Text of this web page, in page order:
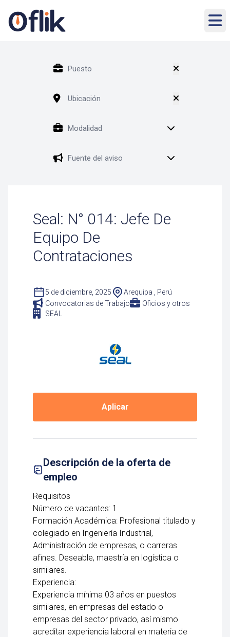
Seal: N° 014: Jefe De
Equipo De
Contrataciones
5 de diciembre, 2025
Arequipa , Perú
Convocatorias de Trabajo
Oficios y otros
SEAL
Aplicar
Descripción de la oferta de
empleo
Requisitos
Número de vacantes: 1
Formación Académica: Profesional titulado y
colegiado en Ingeniería Industrial,
Administración de empresas, o carreras
afines. Deseable, maestría en logística o
similares.
Experiencia:
Experiencia mínima 03 años en puestos
similares, en empresas del estado o
empresas del sector privado, así mismo
acreditar experiencia laboral en materia de